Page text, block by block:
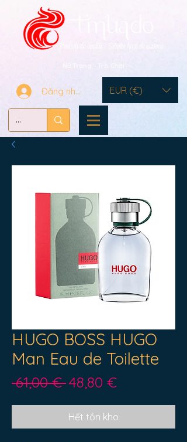
Đăng nhập EUR (€)
HUGO BOSS HUGO
Man Eau de Toilette
61,00 € Giá
thường
48,80 €Giá
rẻ
Hết tồn kho